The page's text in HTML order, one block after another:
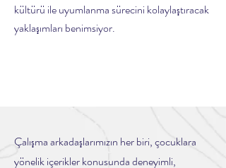
kültürü ile uyumlanma sürecini kolaylaştıracak
yaklaşımları benimsiyor.
Çalışma arkadaşlarımızın her biri, çocuklara
yönelik içerikler konusunda deneyimli,